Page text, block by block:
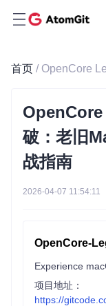
首页
破：老旧
战指南
2026-04-07 11:54:11
OpenCore-
Experience
项目地址：
https://